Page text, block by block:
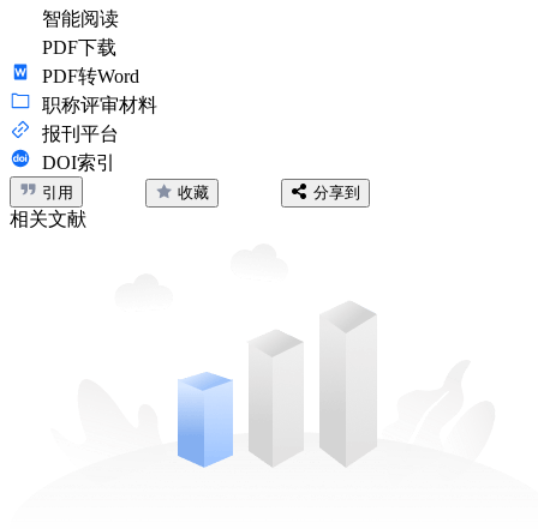
智能阅读
PDF下载
PDF转Word
职称评审材料
报刊平台
DOI索引
引用 收藏 分享到
相关文献